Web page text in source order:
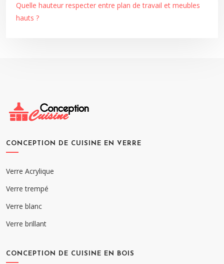
Quelle hauteur respecter entre plan de travail et meubles
hauts ?
CONCEPTION DE CUISINE EN VERRE
Verre Acrylique
Verre trempé
Verre blanc
Verre brillant
CONCEPTION DE CUISINE EN BOIS